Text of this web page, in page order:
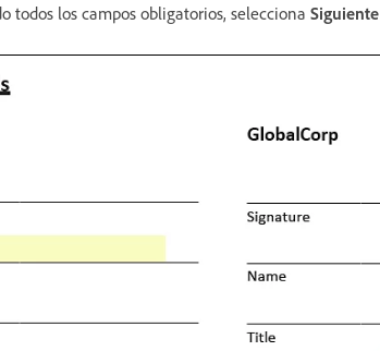
todos los campos obligatorios, selecciona Siguiente